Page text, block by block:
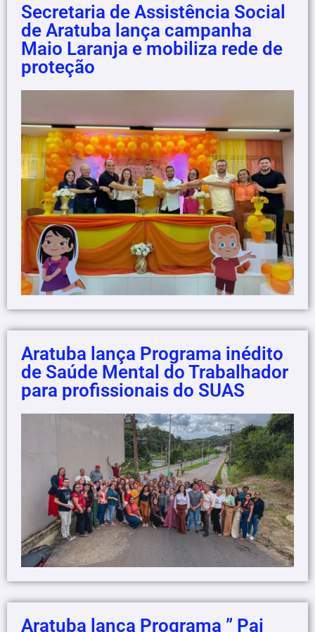
Secretaria de Assistência Social
de Aratuba lança campanha
Maio Laranja e mobiliza rede de
proteção
Aratuba lança Programa inédito
de Saúde Mental do Trabalhador
para profissionais do SUAS
Aratuba lança Programa ” Pai